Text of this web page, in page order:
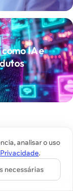
IA e
analisar o uso
.
necessárias